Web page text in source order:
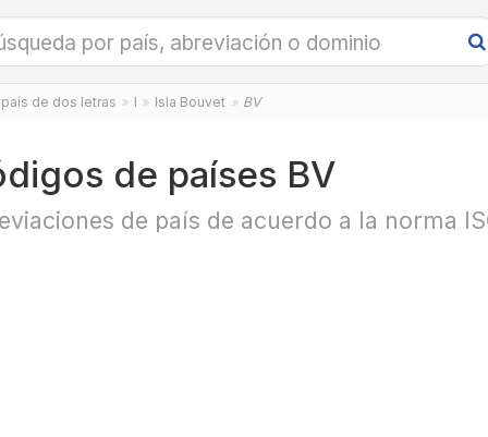
de dos letras I Isla Bouvet BV
de países BV
de país de acuerdo a la norma